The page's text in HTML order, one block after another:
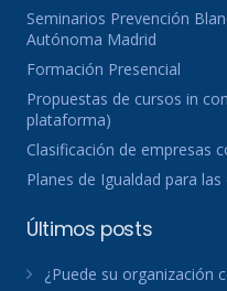
Seminarios Prevención
Autónoma Madrid
Formación Presencial
Propuestas de cursos in
plataforma)
Clasificación de empresas
Planes de Igualdad para las
Últimos posts
¿Puede su organización